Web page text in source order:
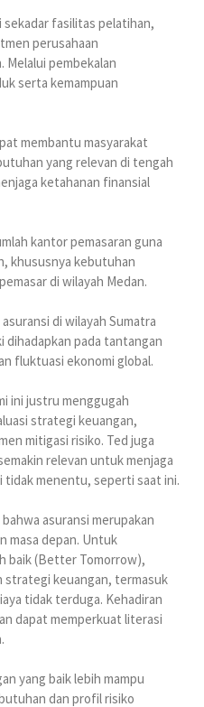
sekadar fasilitas pelatihan,
perusahaan
pembekalan
serta kemampuan
membantu masyarakat
yang relevan di tengah
ketahanan finansial
kantor pemasaran guna
khususnya kebutuhan
di wilayah Medan.
di wilayah Sumatra
dihadapkan pada tantangan
fluktuasi ekonomi global.
ini justru menggugah
strategi keuangan,
mitigasi risiko. Ted juga
relevan untuk menjaga
tidak menentu, seperti saat ini.
asuransi merupakan
masa depan. Untuk
baik (Better Tomorrow),
strategi keuangan, termasuk
tidak terduga. Kehadiran
dapat memperkuat literasi
yang baik lebih mampu
dan profil risiko